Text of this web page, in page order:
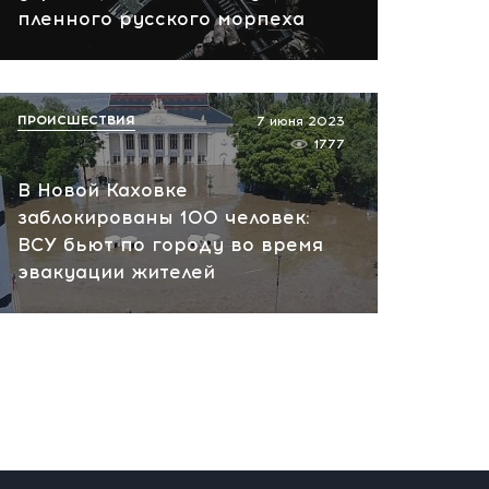
НАТО планирует и
России! Сенсационное
заявление хакеров
вчера, 10:07
пленного русского морпеха
В Новой Каховке
заблокированы 100 человек:
ВСУ бьют по городу во время
эвакуации жителей
7 июня 2023
1777
ПРОИСШЕСТВИЯ